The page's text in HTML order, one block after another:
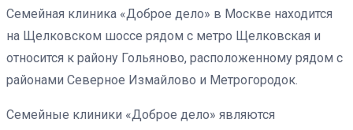
Семейная клиника «Доброе дело» в Москве находится
на Щелковском шоссе рядом с метро Щелковская и
относится к району Гольяново, расположенному рядом с
районами Северное Измайлово и Метрогородок.
Семейные клиники «Доброе дело» являются